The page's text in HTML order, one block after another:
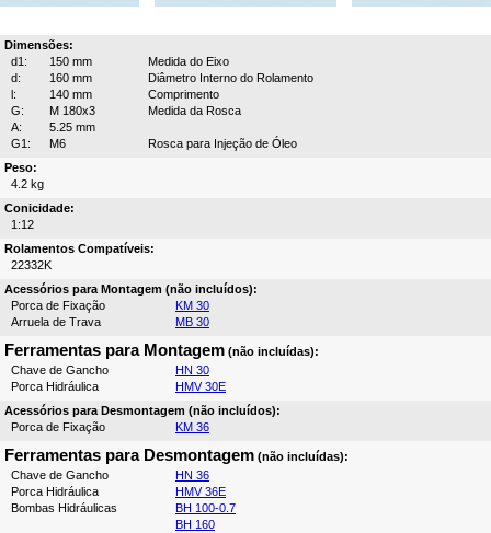
Dimensões:
d1:
150 mm
Medida do Eixo
d:
160 mm
Diâmetro Interno do Rolamento
l:
140 mm
Comprimento
G:
M 180x3
Medida da Rosca
A:
5.25 mm
G1:
M6
Rosca para Injeção de Óleo
Peso:
4.2 kg
Conicidade:
1:12
Rolamentos Compatíveis:
22332K
Acessórios para Montagem (não incluídos):
Porca de Fixação
KM 30
Arruela de Trava
MB 30
Ferramentas para Montagem (não incluídas):
Chave de Gancho
HN 30
Porca Hidráulica
HMV 30E
Acessórios para Desmontagem (não incluídos):
Porca de Fixação
KM 36
Ferramentas para Desmontagem (não incluídas):
Chave de Gancho
HN 36
Porca Hidráulica
HMV 36E
Bombas Hidráulicas
BH 100-0.7
BH 160